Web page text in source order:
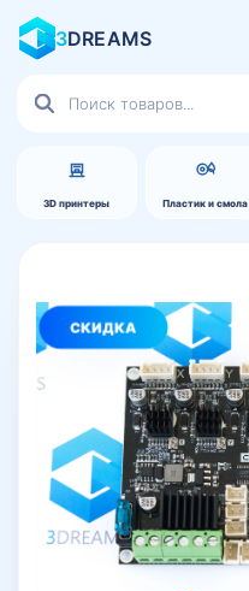
3DREAMS
3D принтеры Пластик и смола
товаров